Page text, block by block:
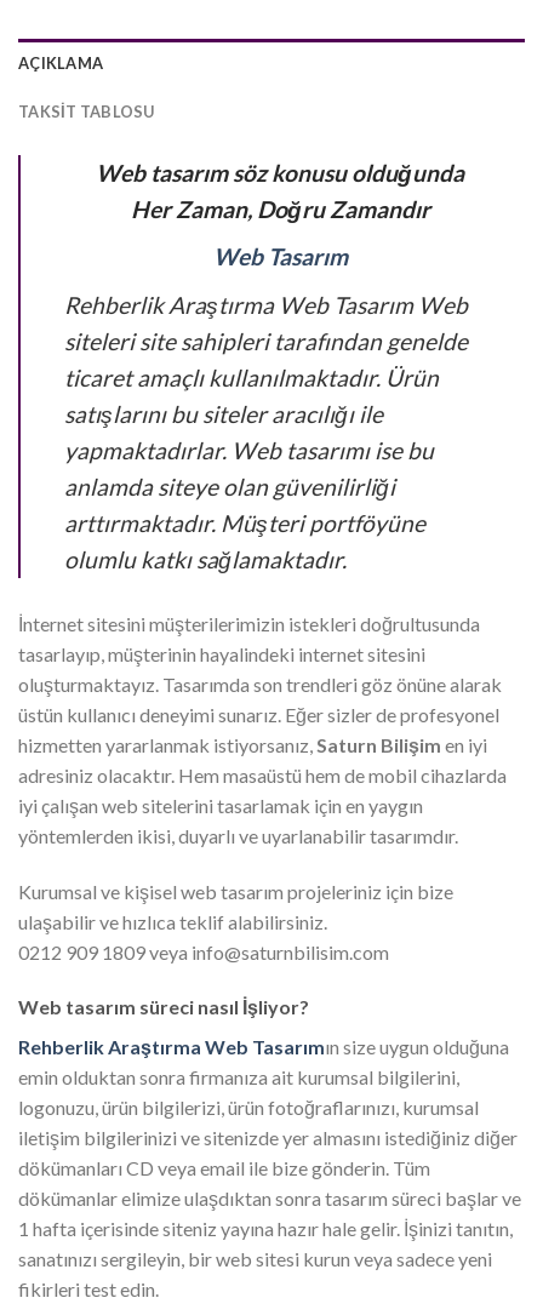
AÇIKLAMA
TAKSIT TABLOSU
Web tasarım söz konusu olduğunda
Her Zaman, Doğru Zamandır
Web Tasarım
Rehberlik Araştırma Web Tasarım Web
siteleri site sahipleri tarafından genelde
ticaret amaçlı kullanılmaktadır. Ürün
satışlarını bu siteler aracılığı ile
yapmaktadırlar. Web tasarımı ise bu
anlamda siteye olan güvenilirliği
arttırmaktadır. Müşteri portföyüne
olumlu katkı sağlamaktadır.
İnternet sitesini müşterilerimizin istekleri doğrultusunda
tasarlayıp, müşterinin hayalindeki internet sitesini
oluşturmaktayız. Tasarımda son trendleri göz önüne alarak
üstün kullanıcı deneyimi sunarız. Eğer sizler de profesyonel
hizmetten yararlanmak istiyorsanız, Saturn Bilişim en iyi
adresiniz olacaktır. Hem masaüstü hem de mobil cihazlarda
iyi çalışan web sitelerini tasarlamak için en yaygın
yöntemlerden ikisi, duyarlı ve uyarlanabilir tasarımdır.
Kurumsal ve kişisel web tasarım projeleriniz için bize
ulaşabilir ve hızlıca teklif alabilirsiniz.
0212 909 1809 veya info@saturnbilisim.com
Web tasarım süreci nasıl İşliyor?
Rehberlik Araştırma Web Tasarımın size uygun olduğuna
emin olduktan sonra firmanıza ait kurumsal bilgilerini,
logonuzu, ürün bilgilerizi, ürün fotoğraflarınızı, kurumsal
iletişim bilgilerinizi ve sitenizde yer almasını istediğiniz diğer
dökümanları CD veya email ile bize gönderin. Tüm
dökümanlar elimize ulaşdıktan sonra tasarım süreci başlar ve
1 hafta içerisinde siteniz yayına hazır hale gelir. İşinizi tanıtın,
sanatınızı sergileyin, bir web sitesi kurun veya sadece yeni
fikirleri test edin.